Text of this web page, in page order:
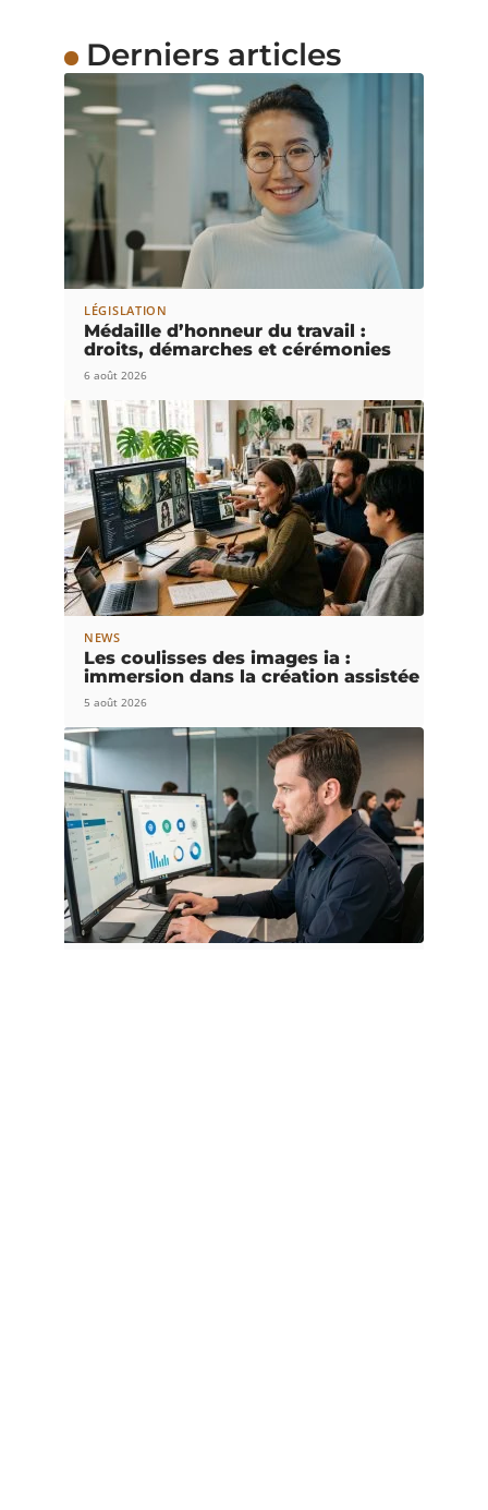
Derniers articles
LÉGISLATION
Médaille d’honneur du travail :
droits, démarches et cérémonies
6 août 2026
NEWS
Les coulisses des images ia :
immersion dans la création assistée
5 août 2026